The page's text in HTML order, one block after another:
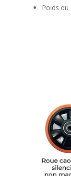
Poids du